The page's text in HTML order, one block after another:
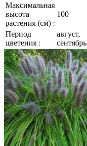
Максимальная
высота
растения (см) :
100
Период
цветения :
август,
сентябрь